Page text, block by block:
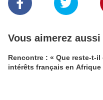
Vous aimerez aussi
Rencontre : « Que reste-t-il
intérêts français en Afrique